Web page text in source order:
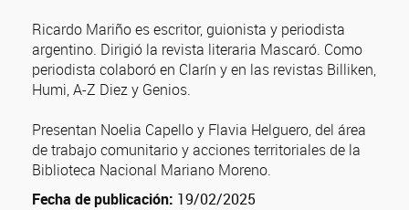
Ricardo Mariño es escritor, guionista y periodista
argentino. Dirigió la revista literaria Mascaró. Como
periodista colaboró en Clarín y en las revistas Billiken,
Humi, A-Z Diez y Genios.
Presentan Noelia Capello y Flavia Helguero, del área
de trabajo comunitario y acciones territoriales de la
Biblioteca Nacional Mariano Moreno.
Fecha de publicación: 19/02/2025